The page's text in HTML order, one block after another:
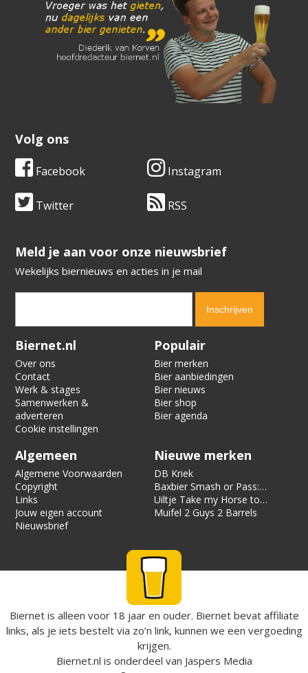
Volg ons
Facebook Instagram
Twitter RSS
​​​​​​​Meld je aan voor onze nieuwsbrief
Wekelijks biernieuws en acties in je mail
Verification code:
Biernet.nl
Over ons
Contact
Werk & stages
Samenwerken &
adverteren
Cookie instellingen
Populair
Bier merken
Bier aanbiedingen
Bier nieuws
Bier shop
Bier agenda
Algemeen
Algemene Voorwaarden
Copyright
Links
Jouw eigen account
Nieuwsbrief
Nieuwe merken
DB Kriek
Baxbier Smash or Pass:
Strata
Uiltje Take my Horse to
the Hotel Room
Muifel 2 Guys 2 Barrels
Biernet is alleen voor 18 jaar en ouder. Biernet bevat affiliate
links, als je iets bestelt via zo’n link, kunnen we een vergoeding
krijgen.
Biernet.nl is onderdeel van Jaspers Media